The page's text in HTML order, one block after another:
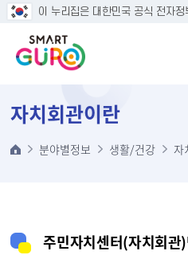
본문 바
이 누리집은 대한민국 공식 전자정
자치회관이란
분야별정보 생활/건강 자
주민자치센터(자치회관